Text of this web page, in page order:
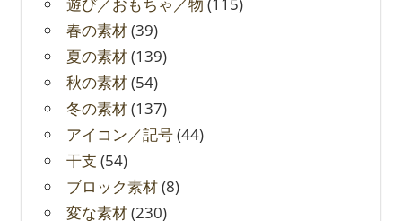
遊び／おもちゃ／物 (115)
春の素材(39)
夏の素材(139)
秋の素材(54)
冬の素材(137)
アイコン／記号(44)
干支 (54)
ブロック素材(8)
変な素材(230)